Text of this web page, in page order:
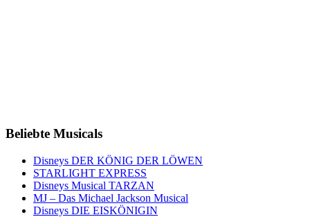
Beliebte Musicals
Disneys DER KÖNIG DER LÖWEN
STARLIGHT EXPRESS
Disneys Musical TARZAN
MJ – Das Michael Jackson Musical
Disneys DIE EISKÖNIGIN